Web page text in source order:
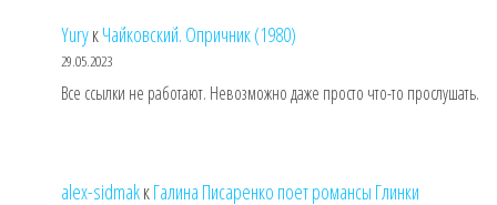
YuryкЧайковский. Опричник (1980)
29.05.2023
Все ссылки не работают. Невозможно даже просто что-то прослушать.
alex-sidmakкГалина Писаренко поет романсы Глинки